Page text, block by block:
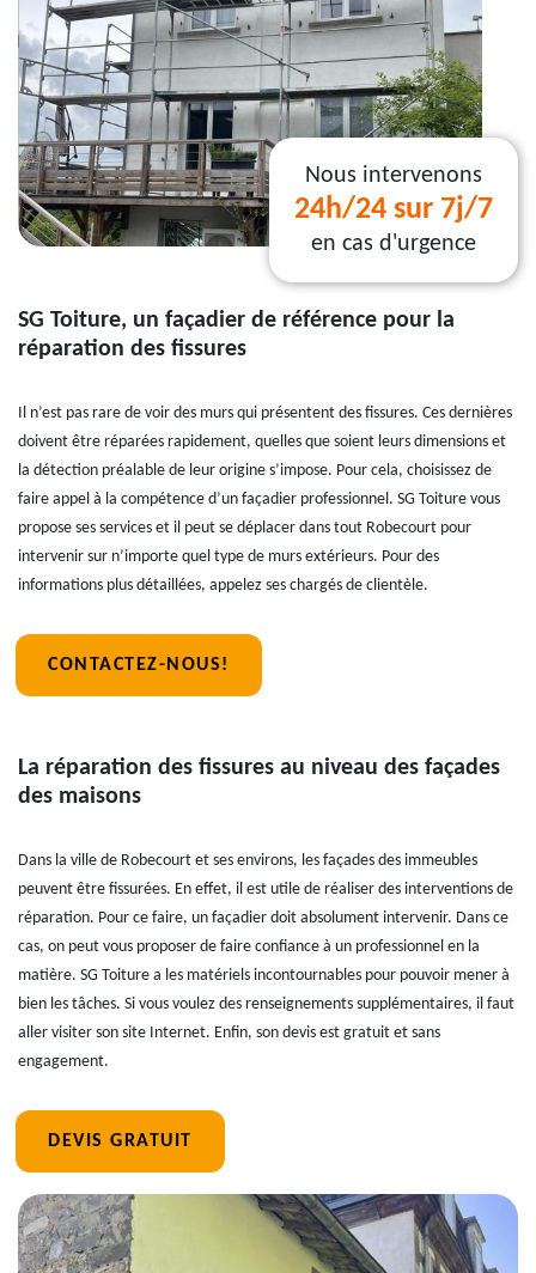
Nous intervenons
24h/24 sur 7j/7
en cas d'urgence
SG Toiture, un façadier de référence pour la
réparation des fissures
Il n’est pas rare de voir des murs qui présentent des fissures. Ces dernières
doivent être réparées rapidement, quelles que soient leurs dimensions et
la détection préalable de leur origine s’impose. Pour cela, choisissez de
faire appel à la compétence d’un façadier professionnel. SG Toiture vous
propose ses services et il peut se déplacer dans tout Robecourt pour
intervenir sur n’importe quel type de murs extérieurs. Pour des
informations plus détaillées, appelez ses chargés de clientèle.
CONTACTEZ-NOUS!
La réparation des fissures au niveau des façades
des maisons
Dans la ville de Robecourt et ses environs, les façades des immeubles
peuvent être fissurées. En effet, il est utile de réaliser des interventions de
réparation. Pour ce faire, un façadier doit absolument intervenir. Dans ce
cas, on peut vous proposer de faire confiance à un professionnel en la
matière. SG Toiture a les matériels incontournables pour pouvoir mener à
bien les tâches. Si vous voulez des renseignements supplémentaires, il faut
aller visiter son site Internet. Enfin, son devis est gratuit et sans
engagement.
DEVIS GRATUIT